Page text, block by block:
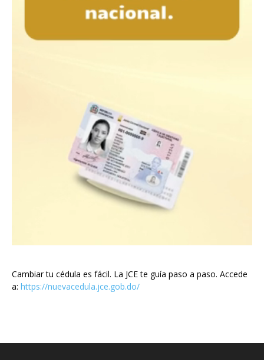
Cambiar tu cédula es fácil. La JCE te guía paso a paso. Accede
a: https://nuevacedula.jce.gob.do/